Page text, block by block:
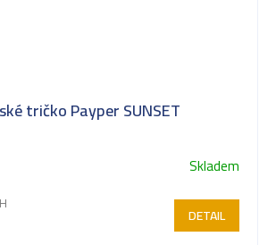
tričko Payper SUNSET
Skladem
DETAIL